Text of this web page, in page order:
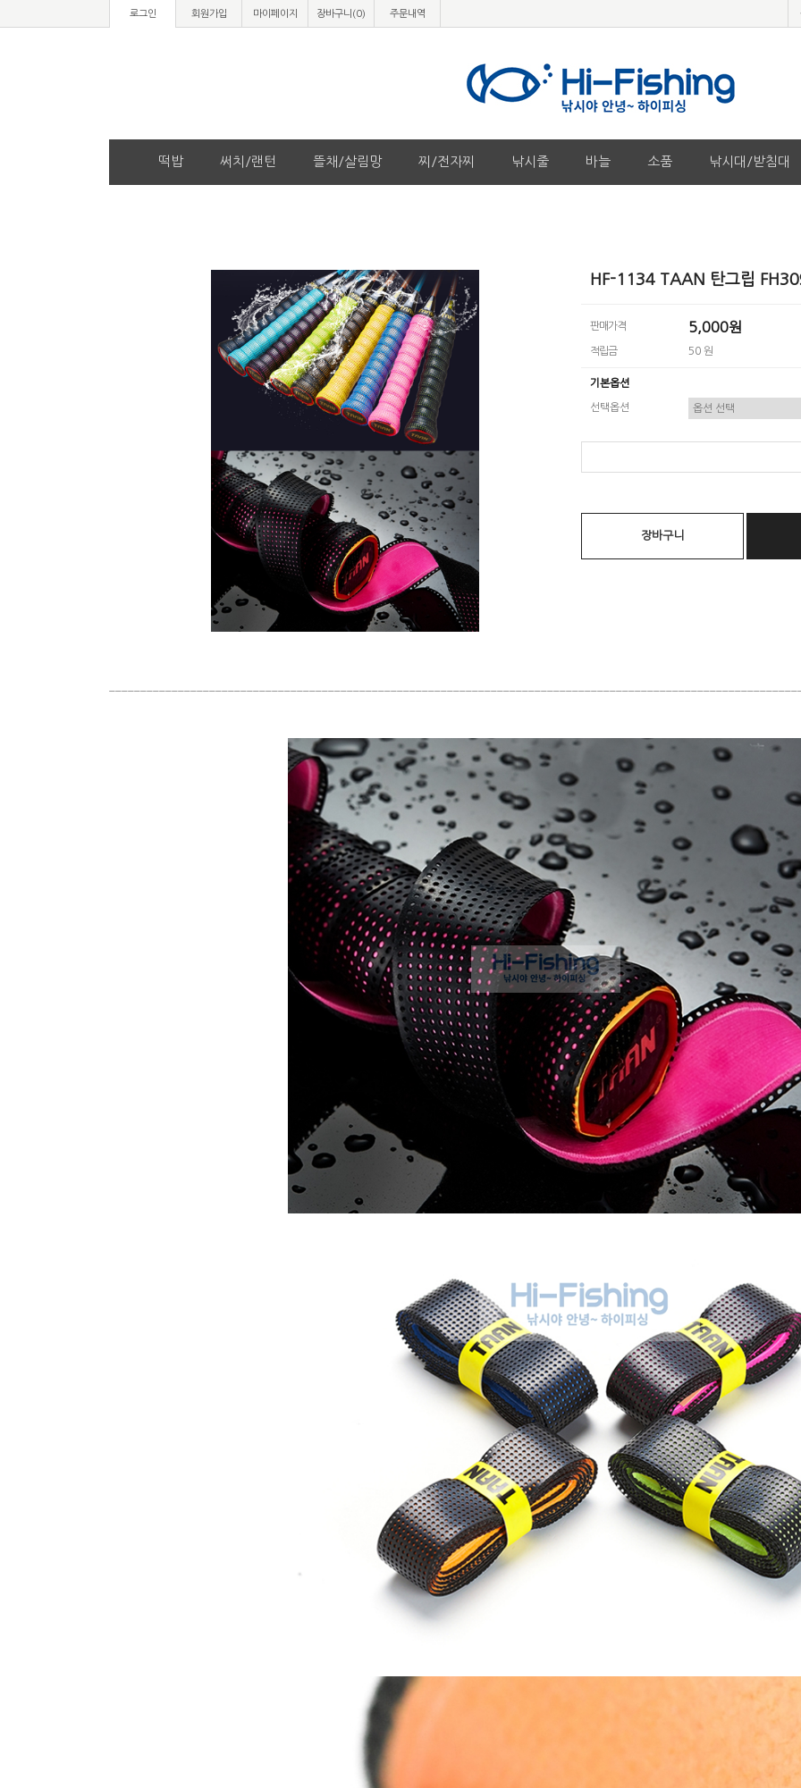
로그인 회원가입 마이페이지 장바구니(0) 주문내역
떡밥 써치/랜턴 뜰채/살림망 찌/전자찌 낚시줄 바늘 소품 낚시대/받침대
HF-1134 TAAN 탄그립
판매가격 5,000원
적립금 50 원
기본옵션
선택옵션
장바구니